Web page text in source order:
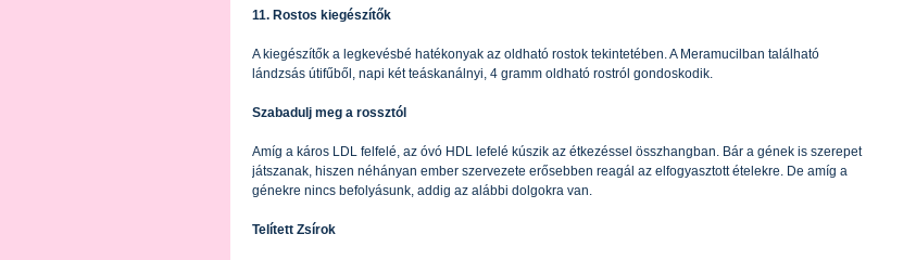
11. Rostos kiegészítők
A kiegészítők a legkevésbé hatékonyak az oldható rostok tekintetében. A Meramucilban található
lándzsás útifűből, napi két teáskanálnyi, 4 gramm oldható rostról gondoskodik.
Szabadulj meg a rossztól
Amíg a káros LDL felfelé, az óvó HDL lefelé kúszik az étkezéssel összhangban. Bár a gének is szerepet
játszanak, hiszen néhányan ember szervezete erősebben reagál az elfogyasztott ételekre. De amíg a
génekre nincs befolyásunk, addig az alábbi dolgokra van.
Telített Zsírok